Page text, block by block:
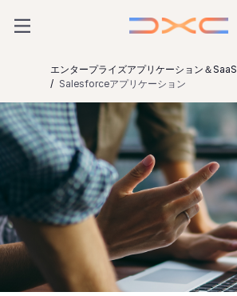
エンタープライズアプリケーション＆SaaS
Salesforceアプリケーション